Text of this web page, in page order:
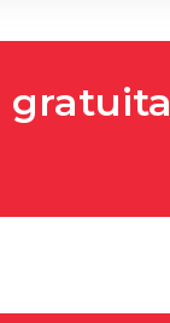
gratuita